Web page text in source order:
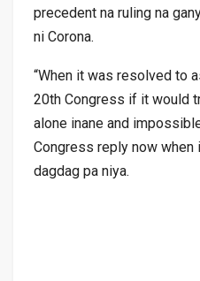
precedent na ruling na
ni Corona.
“When it was resolved to
20th Congress if it would
alone inane and
Congress reply now
dagdag pa niya.